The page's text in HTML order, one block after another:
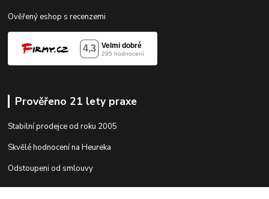
Ověřený eshop s recenzemi
Prověřeno 21 lety praxe
Stabilní prodejce od roku 2005
Skvělé hodnocení na Heureka
Odstoupeni od smlouvy